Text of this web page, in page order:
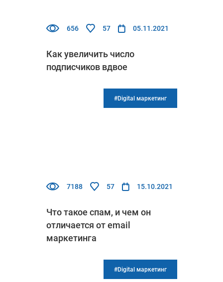
656 57 05.11.2021
Как увеличить число
подписчиков вдвое
#Digital маркетинг
7188 57 15.10.2021
Что такое спам, и чем он
отличается от email
маркетинга
#Digital маркетинг